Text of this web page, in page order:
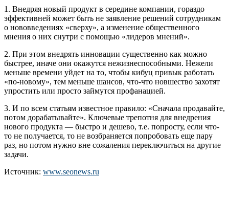
1. Внедряя новый продукт в середине компании, гораздо
эффективней может быть не заявление решений сотрудникам
о нововведениях «сверху», а изменение общественного
мнения о них снутри с помощью «лидеров мнений».
2. При этом внедрять инновации существенно как можно
быстрее, иначе они окажутся нежизнеспособными. Нежели
меньше времени уйдет на то, чтобы кибуц привык работать
«по-новому», тем меньше шансов, что-что новшество захотят
упростить или просто займутся профанацией.
3. И по всем статьям известное правило: «Сначала продавайте,
потом дорабатывайте». Ключевые трепотня для внедрения
нового продукта — быстро и дешево, т.е. попросту, если что-
то не получается, то не возбраняется попробовать еще пару
раз, но потом нужно вне сожаления переключиться на другие
задачи.
Источник: www.seonews.ru